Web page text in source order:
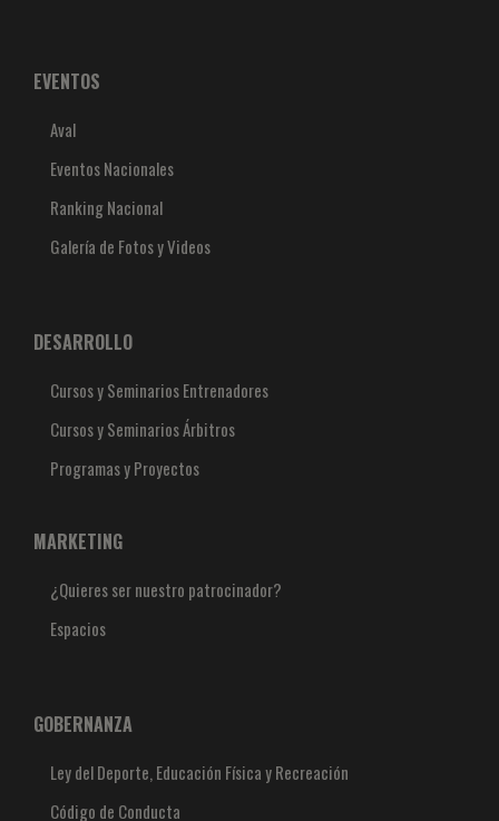
EVENTOS
Aval
Eventos Nacionales
Ranking Nacional
Galería de Fotos y Videos
DESARROLLO
Cursos y Seminarios Entrenadores
Cursos y Seminarios Árbitros
Programas y Proyectos
MARKETING
¿Quieres ser nuestro patrocinador?
Espacios
GOBERNANZA
Ley del Deporte, Educación Física y Recreación
Código de Conducta